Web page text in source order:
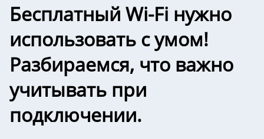
Бесплатный Wi-Fi нужно
использовать с умом!
Разбираемся, что важно
учитывать при
подключении.